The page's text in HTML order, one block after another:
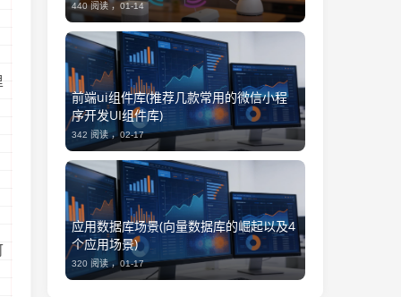
440 阅读 ，01-14
前端ui组件库(推荐几款常用的微信小程
序开发UI组件库)
342 阅读 ，02-17
应用数据库场景(向量数据库的崛起以及4
个应用场景)
320 阅读 ，01-17